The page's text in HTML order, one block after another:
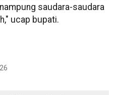
saudara-saudara
ucap bupati.